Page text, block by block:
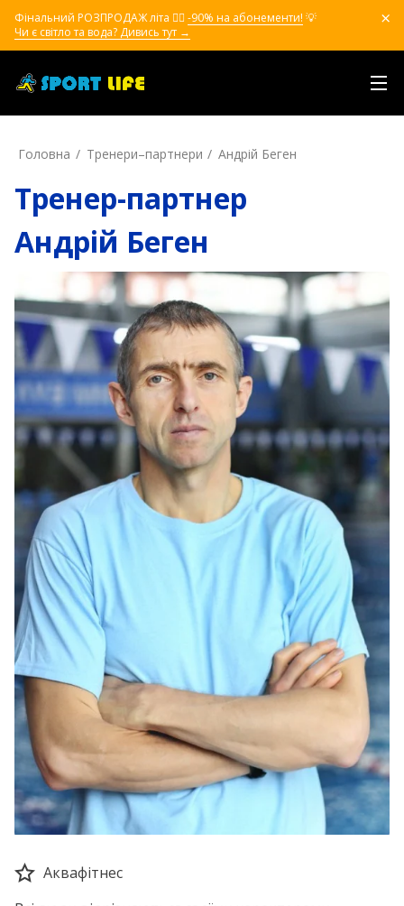
Фінальний РОЗПРОДАЖ літа ❤️‍🔥 -90% на абонементи! 💡
Чи є світло та вода? Дивись тут →
Головна Тренери–партнери Андрій Беген
Тренер-партнер
Андрій Беген
Аквафітнес